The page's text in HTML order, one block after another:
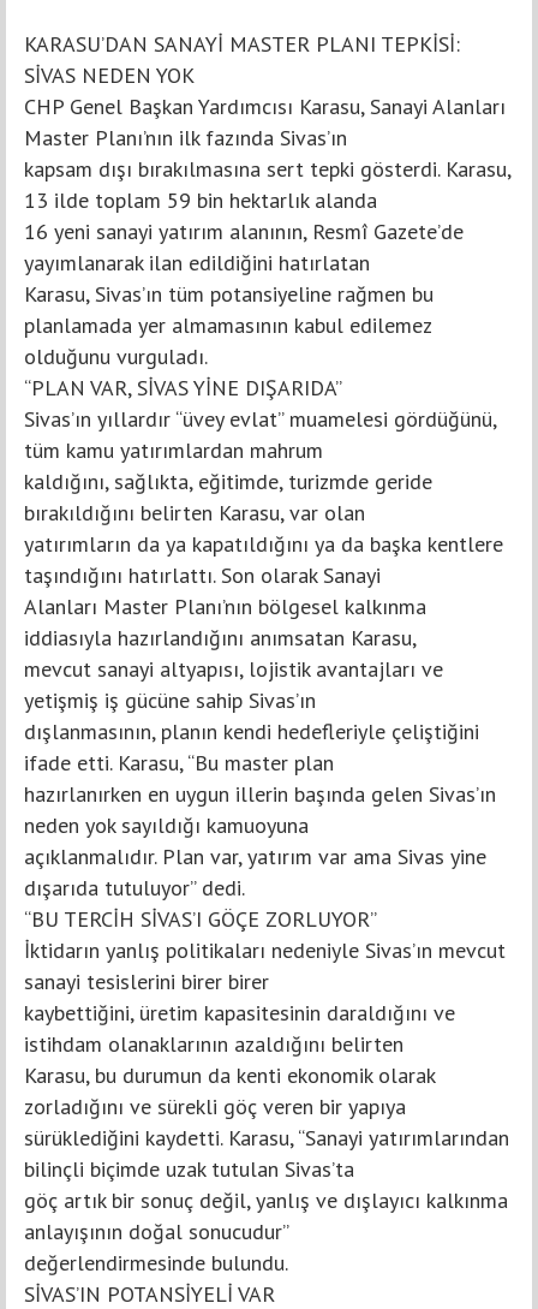
KARASU’DAN SANAYİ MASTER PLANI TEPKİSİ:
SİVAS NEDEN YOK
CHP Genel Başkan Yardımcısı Karasu, Sanayi Alanları
Master Planı’nın ilk fazında Sivas’ın
kapsam dışı bırakılmasına sert tepki gösterdi. Karasu,
13 ilde toplam 59 bin hektarlık alanda
16 yeni sanayi yatırım alanının, Resmî Gazete’de
yayımlanarak ilan edildiğini hatırlatan
Karasu, Sivas’ın tüm potansiyeline rağmen bu
planlamada yer almamasının kabul edilemez
olduğunu vurguladı.
“PLAN VAR, SİVAS YİNE DIŞARIDA”
Sivas’ın yıllardır “üvey evlat” muamelesi gördüğünü,
tüm kamu yatırımlardan mahrum
kaldığını, sağlıkta, eğitimde, turizmde geride
bırakıldığını belirten Karasu, var olan
yatırımların da ya kapatıldığını ya da başka kentlere
taşındığını hatırlattı. Son olarak Sanayi
Alanları Master Planı’nın bölgesel kalkınma
iddiasıyla hazırlandığını anımsatan Karasu,
mevcut sanayi altyapısı, lojistik avantajları ve
yetişmiş iş gücüne sahip Sivas’ın
dışlanmasının, planın kendi hedefleriyle çeliştiğini
ifade etti. Karasu, “Bu master plan
hazırlanırken en uygun illerin başında gelen Sivas’ın
neden yok sayıldığı kamuoyuna
açıklanmalıdır. Plan var, yatırım var ama Sivas yine
dışarıda tutuluyor” dedi.
“BU TERCİH SİVAS’I GÖÇE ZORLUYOR”
İktidarın yanlış politikaları nedeniyle Sivas’ın mevcut
sanayi tesislerini birer birer
kaybettiğini, üretim kapasitesinin daraldığını ve
istihdam olanaklarının azaldığını belirten
Karasu, bu durumun da kenti ekonomik olarak
zorladığını ve sürekli göç veren bir yapıya
sürüklediğini kaydetti. Karasu, “Sanayi yatırımlarından
bilinçli biçimde uzak tutulan Sivas’ta
göç artık bir sonuç değil, yanlış ve dışlayıcı kalkınma
anlayışının doğal sonucudur”
değerlendirmesinde bulundu.
SİVAS’IN POTANSİYELİ VAR